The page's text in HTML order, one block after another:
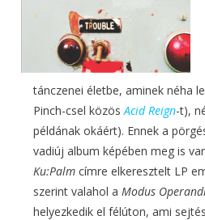
tánczenei életbe, aminek néha
Pinch-csel közös Acid Reign-t),
példának okáért). Ennek a
vadiúj album képében meg is
Ku:Palmcímre elkeresztelt LP
szerint valahol a Modus
helyezkedik el félúton, ami